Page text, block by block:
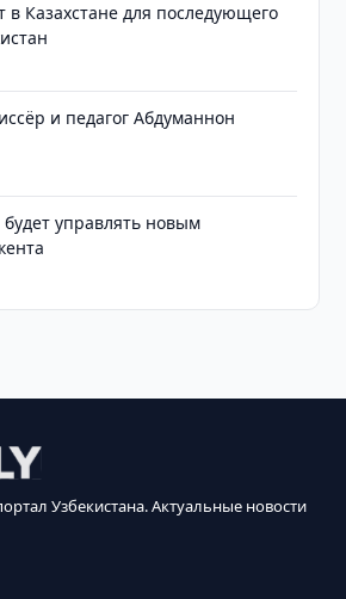
в Казахстане для последующего
и педагог Абдуманнон
управлять новым
Узбекистана. Актуальные новости